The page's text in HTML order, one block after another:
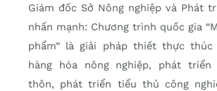
Giám đốc Sở Nông nghiệp và Phát
nhấn mạnh: Chương trình quốc gia
phẩm” là giải pháp thiết thực
hàng hóa nông nghiệp, phát
thôn, phát triển tiểu thủ công